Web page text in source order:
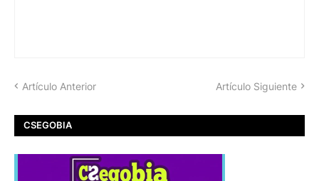
Artículo Anterior Artículo Siguiente
CSEGOBIA